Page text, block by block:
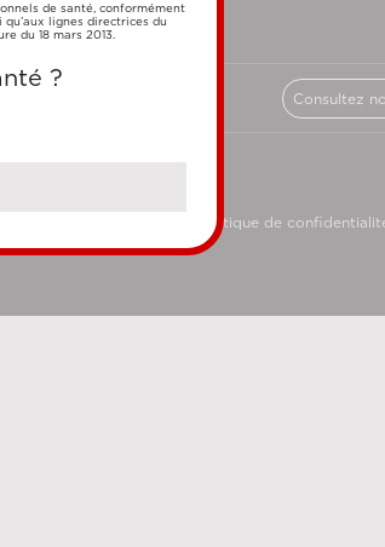
Consultez
Politique de
de santé, conformément
lignes directrices du
du 18 mars 2013.
?